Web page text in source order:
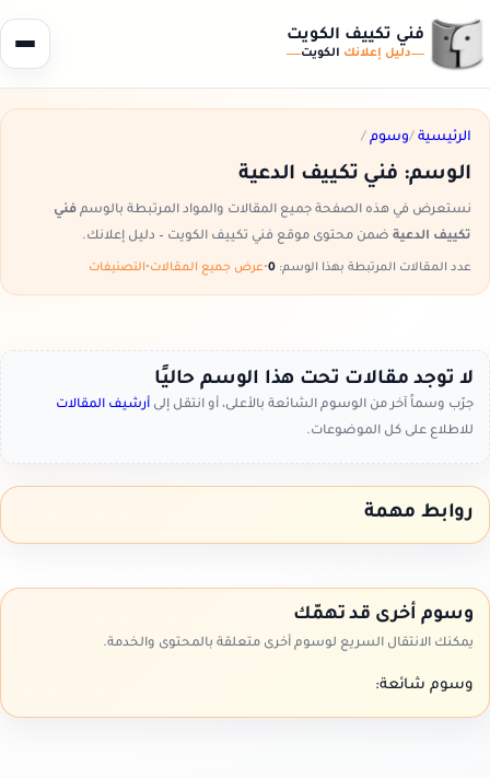
فني تكييف الكويت
دليل إعلانك الكويت
الرئيسية /وسوم /
الوسم: فني تكييف الدعية
نستعرض في هذه الصفحة جميع المقالات والمواد المرتبطة بالوسم فني
تكييف الدعية ضمن محتوى موقع فني تكييف الكويت – دليل إعلانك.
عدد المقالات المرتبطة بهذا الوسم: •عرض جميع المقالات•التصنيفات
لا توجد مقالات تحت هذا الوسم حاليًا
جرّب وسماً آخر من الوسوم الشائعة بالأعلى، أو انتقل إلى أرشيف المقالات
للاطلاع على كل الموضوعات.
روابط مهمة
وسوم أخرى قد تهمّك
يمكنك الانتقال السريع لوسوم أخرى متعلقة بالمحتوى والخدمة.
وسوم شائعة: